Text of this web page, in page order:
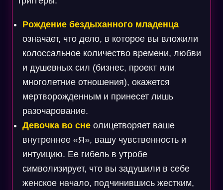
Рождение бездыханного младенца
означает, что дело, в которое вы вложили
колоссальное количество времени, любви
и душевных сил (бизнес, проект или
многолетние отношения), окажется
мертворожденным и принесет лишь
разочарование.
Девочка во снеолицетворяет ваше
внутреннее «Я», вашу чувственность и
интуицию. Ее гибель в утробе
символизирует, что вы задушили в себе
женское начало, подчинившись жестким,